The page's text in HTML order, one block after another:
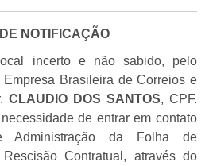
NOTIFICAÇÃO
incerto e não sabido, pelo
Empresa Brasileira de Correios e
CLAUDIO DOS SANTOS, CPF.
de entrar em contato
Administração da Folha de
Contratual, através do